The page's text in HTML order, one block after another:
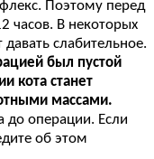
Поэтому перед
часов. В некоторых
давать слабительное.
был пустой
кота станет
массами.
до операции. Если
об этом